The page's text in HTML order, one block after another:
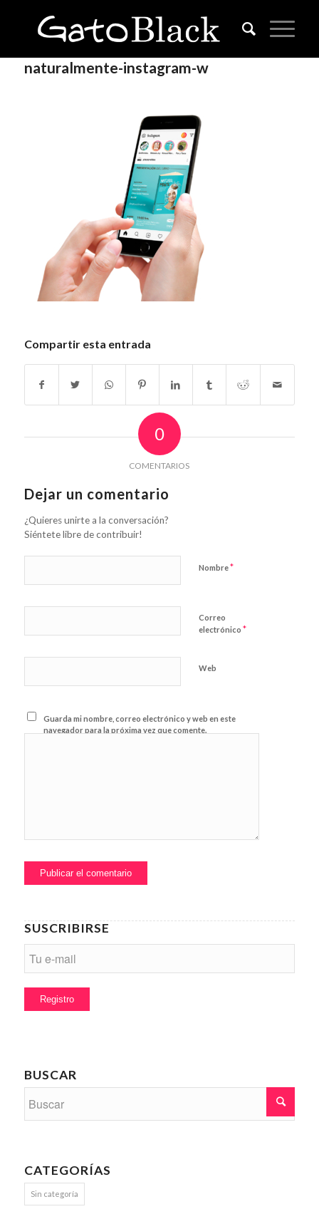
naturalmente-instagram-w
Compartir esta entrada
0
COMENTARIOS
Dejar un comentario
¿Quieres unirte a la conversación?
Siéntete libre de contribuir!
Nombre*
Correo
electrónico *
Web
Guarda mi nombre, correo electrónico y web en este
navegador para la próxima vez que comente.
SUSCRIBIRSE
BUSCAR
CATEGORÍAS
Sin categoría